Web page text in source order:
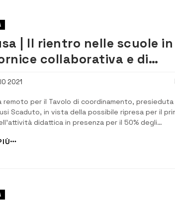
| Il rientro nelle scuole in
collaborativa e di
2021
remoto per il Tavolo di coordinamento, presieduta
Scaduto, in vista della possibile ripresa per il
didattica in presenza per il 50% degli
degli Assessorati Regionali dell’Istruzione e